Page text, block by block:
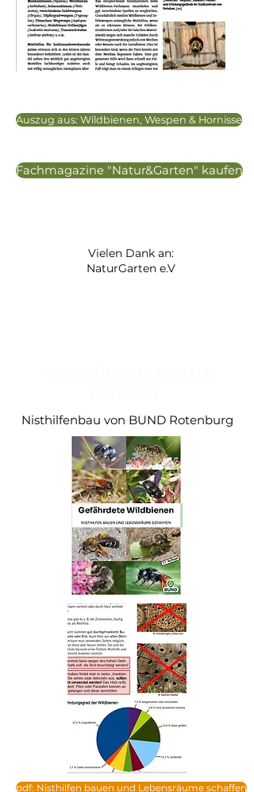
Auszug aus: Wildbienen, Wespen & Hornisse
Fachmagazine "Natur&Garten" kaufen
Vielen Dank an:
NaturGarten e.V
Nisthilfenbau von BUND Rotenburg
pdf: Nisthilfen bauen und Lebensräume schaffen